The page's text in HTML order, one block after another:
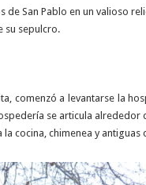
de San Pablo en un valioso
su sepulcro.
comenzó a levantarse la
se articula
cocina, chimenea y antiguas